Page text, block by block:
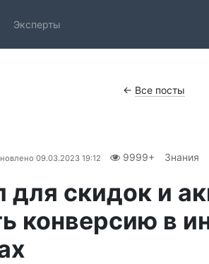
Эксперты
← Все посты
09.03.2023 19:12 9999+ Знания
для скидок и
конверсию в